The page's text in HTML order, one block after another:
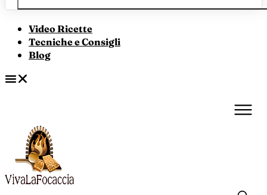
Video Ricette
Tecniche e Consigli
Blog